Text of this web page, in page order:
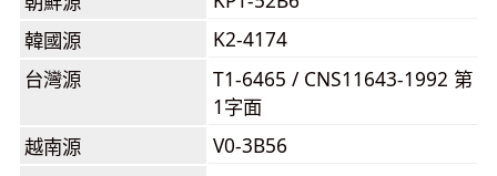
韓國源
K2-4174
台灣源
T1-6465 / CNS11643-1992 第
1字面
越南源
V0-3B56